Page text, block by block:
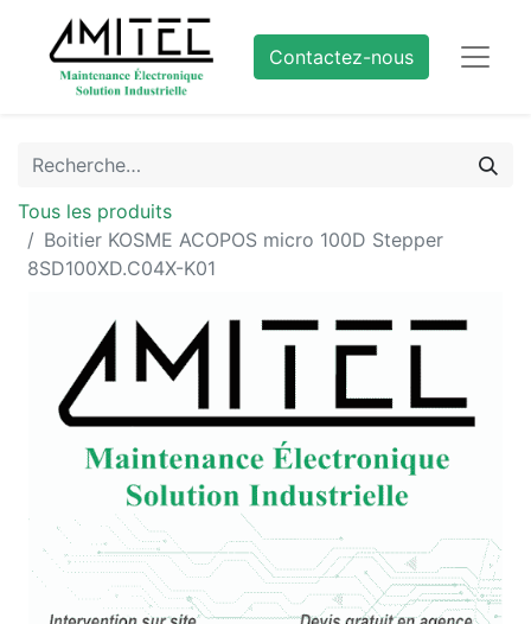
Contactez-nous
Tous les produits
Boitier KOSME ACOPOS micro 100D Stepper
8SD100XD.C04X-K01